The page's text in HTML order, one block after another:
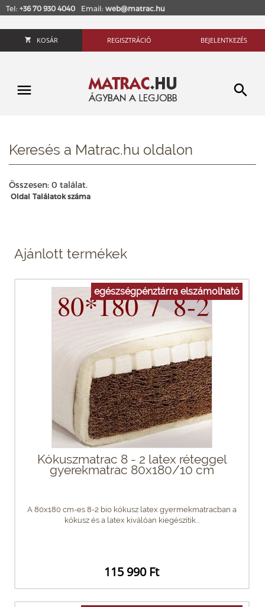
Tel: +36 70 930 4040 Email: web@matrac.hu
KOSÁR REGISZTRÁCIÓ BEJELENTKEZÉS
Keresés a Matrac.hu oldalon
Összesen: 0 találat.
Oldal Találatok száma
Ajánlott termékek
egészségpénztárra elszámolható
Kókuszmatrac 8 - 2 latex réteggel
gyerekmatrac 80x180/10 cm
A 80x180 cm-es 8-2 bio kókusz latex gyermekmatracban a
kókusz és a latex kiválóan kiegészítik...
115 990 Ft